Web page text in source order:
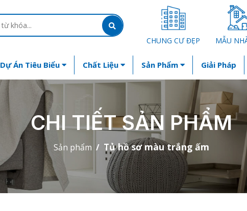
CHUNG CƯ ĐẸP MẪU
Dự Án Tiêu Biểu Chất Liệu Sản Phẩm Giải Pháp
CHI TIẾT SẢN PHẨM
Sản phẩm Tủ hồ sơ màu trắng ấm